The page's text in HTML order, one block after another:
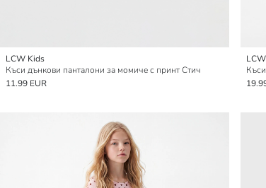
LCW Kids
Къси дънкови панталони за момиче с принт Стич
11.99 EUR